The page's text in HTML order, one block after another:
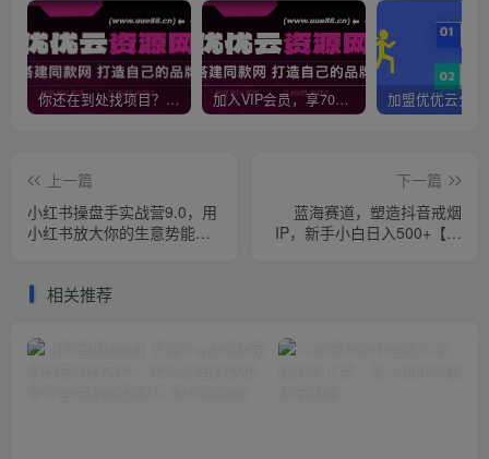
你还在到处找项目？还在当韭菜？我靠网创资源站一个月收入5万+，曾经我也是个失败者。 加入VIP会员，享70%的推广提成，免费学习多种网上创业课程，菜鸟秒变大神！
上一篇
小红书操盘手实战营9.0，用
小红书放大你的生意势能，
下一篇
蓝海赛道，塑造抖音戒烟
IP，新手小白日入500+【揭
相关推荐